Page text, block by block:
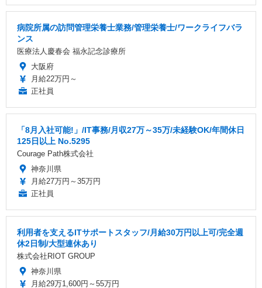
病院所属の訪問管理栄養士業務/管理栄養士/ワークライフバラ
ンス
医療法人慶春会 福永記念診療所
大阪府
月給22万円～
正社員
「8月入社可能!」/IT事務/月収27万～35万/未経験OK/年間休日
125日以上 No.5295
Courage Path株式会社
神奈川県
月給27万円～35万円
正社員
利用者を支えるITサポートスタッフ/月給30万円以上可/完全週
休2日制/大型連休あり
株式会社RIOT GROUP
神奈川県
月給29万1,600円～55万円